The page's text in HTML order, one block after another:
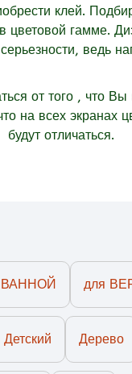
клей.
цветовой гамме.
ведь
от того , что
на всех экранах
отличаться.
ВАННОЙ для
Детский Дерево